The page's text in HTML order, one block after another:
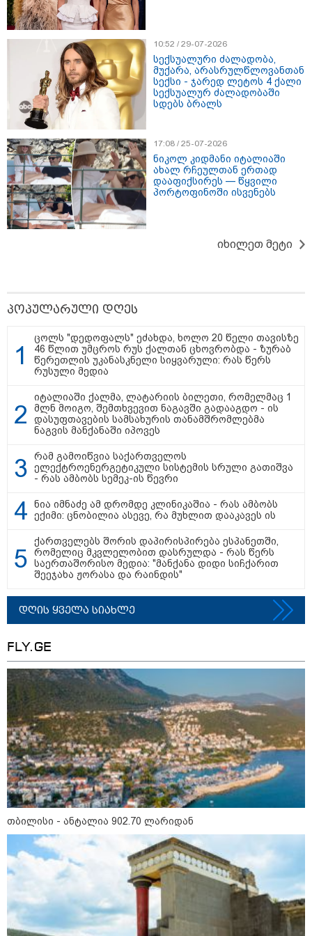
შემთხვევაშიც, უფრო მსუბუქი ვარიანტი
რატომ აღსრულდა განჩინება ღამე" -
იურისტები
11:08 / 06-08-2026
"დააკავეს არასრულწლოვანი,
რომელმაც სოცქსელებიდან
ჩამოტვირთულ
დაამონტაჟა, მიანიჭა
პორნოგრაფიული იერსახე და
გაავრცელა" - შსს
08:32 / 06-08-2026
ნია იმნაძე ამ დრომდე
კლინიკაშია - რას ამბობს ექიმი:
ცნობილია ასევე, რა მუხლით
დააკავეს ის
აკავებენ ანასტასია
22:20 / 05-08-2026
ადვოკატის ინფორმაციით, გიგა
ავალიანის საქმეზე ნია იმნაძეს
აკავებენ
კატეგორიის ყველა სიახლე
უკრაინის უმაღლესმა
ანტიკორუფციულმა სასამართლომ
აშშ-ში უკრაინის ყოფილ ელჩს,
10:52 / 29-07-2026
სექსუალური ძალადობა,
მუქარა, არასრულწლოვანთან
სექსი - ჯარედ ლეტოს 4 ქალი
სექსუალურ ძალადობაში
სდებს ბრალს
17:08 / 25-07-2026
ნიკოლ კიდმანი იტალიაში
ახალ რჩეულთან ერთად
დააფიქსირეს — წყვილი
პორტოფინოში ისვენებს
იხილეთ მეტი
პოპულარული დღეს
ცოლს "დედოფალს" ეძახდა, ხოლო 20 წელი თავისზე
46 წლით უმცროს რუს ქალთან ცხოვრობდა - ზურაბ
წერეთლის უკანასკნელი სიყვარული: რას წერს
რუსული მედია
იტალიაში ქალმა, ლატარიის ბილეთი, რომელმაც 1
მლნ მოიგო, შემთხვევით ნაგავში გადააგდო - ის
დასუფთავების სამსახურის თანამშრომლებმა
ნაგვის მანქანაში იპოვეს
რამ გამოიწვია საქართველოს
ელექტროენერგეტიკული სისტემის სრული გათიშვა
- რას ამბობს სემეკ-ის წევრი
ნია იმნაძე ამ დრომდე კლინიკაშია - რას ამბობს
ექიმი: ცნობილია ასევე, რა მუხლით დააკავეს ის
ქართველებს შორის დაპირისპირება ესპანეთში,
რომელიც მკვლელობით დასრულდა - რას წერს
საერთაშორისო მედია: "მანქანა დიდი სიჩქარით
შეეჯახა ჟორასა და რაინდის"
დღის ყველა სიახლე
FLY.GE
თბილისი - ანტალია 902.70 ლარიდან